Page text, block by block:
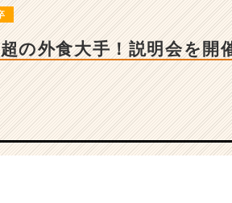
の外食大手！説明会を開